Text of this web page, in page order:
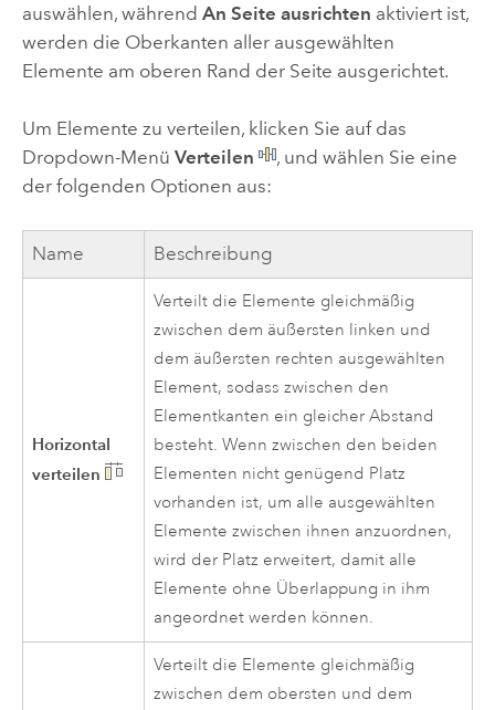
auswählen, während An Seite ausrichten aktiviert ist,
werden die Oberkanten aller ausgewählten
Elemente am oberen Rand der Seite ausgerichtet.
Um Elemente zu verteilen, klicken Sie auf das
Dropdown-Menü Verteilen
, und wählen Sie eine
der folgenden Optionen aus:
Name Beschreibung
Horizontal
verteilen
Verteilt die Elemente gleichmäßig
zwischen dem äußersten linken und
dem äußersten rechten ausgewählten
Element, sodass zwischen den
Elementkanten ein gleicher Abstand
besteht. Wenn zwischen den beiden
Elementen nicht genügend Platz
vorhanden ist, um alle ausgewählten
Elemente zwischen ihnen anzuordnen,
wird der Platz erweitert, damit alle
Elemente ohne Überlappung in ihm
angeordnet werden können.
Verteilt die Elemente gleichmäßig
zwischen dem obersten und dem